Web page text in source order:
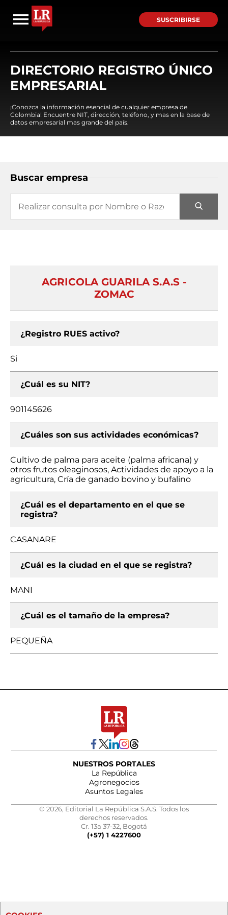
SUSCRIBIRSE
DIRECTORIO REGISTRO ÚNICO
EMPRESARIAL
¡Conozca la información esencial de cualquier empresa de
Colombia! Encuentre NIT, dirección, teléfono, y mas en la base de
datos empresarial mas grande del país.
Buscar empresa
AGRICOLA GUARILA S.A.S -
ZOMAC
¿Registro RUES activo?
Si
¿Cuál es su NIT?
901145626
¿Cuáles son sus actividades económicas?
Cultivo de palma para aceite (palma africana) y
otros frutos oleaginosos, Actividades de apoyo a la
agricultura, Cría de ganado bovino y bufalino
¿Cuál es el departamento en el que se
registra?
CASANARE
¿Cuál es la ciudad en el que se registra?
MANI
¿Cuál es el tamaño de la empresa?
PEQUEÑA
NUESTROS PORTALES
La República
Agronegocios
Asuntos Legales
© 2026, Editorial La República S.A.S. Todos los
derechos reservados.
Cr. 13a 37-32, Bogotá
(+57) 1 4227600